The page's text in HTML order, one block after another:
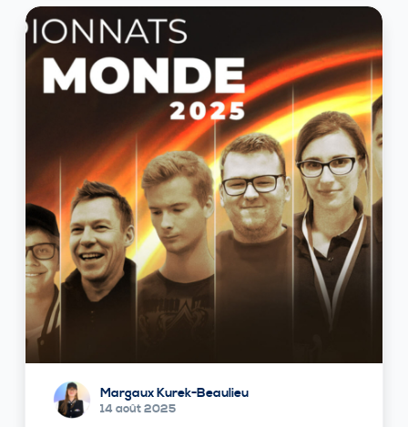
Margaux Kurek-Beaulieu
14 août 2025